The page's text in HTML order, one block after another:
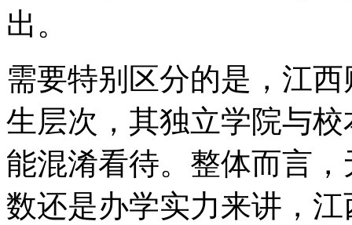
出。
需要特别区分的是，江
生层次，其独立学院与
能混淆看待。整体而言
数还是办学实力来讲，